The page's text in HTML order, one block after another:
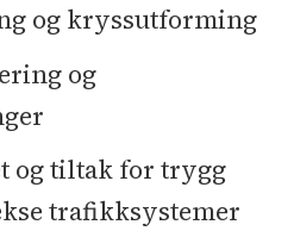
og kryssutforming
og
og tiltak for trygg
trafikksystemer